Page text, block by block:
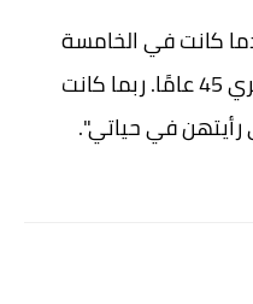
كانت في الخامسة
والعشرين من عمرها وكان عمري 45 عامًا. ربما كانت
رأيتهن في حياتي".